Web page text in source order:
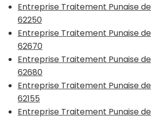
Entreprise Traitement Punaise
62250
Entreprise Traitement Punaise
62670
Entreprise Traitement Punaise
62680
Entreprise Traitement Punaise
62155
Entreprise Traitement Punaise